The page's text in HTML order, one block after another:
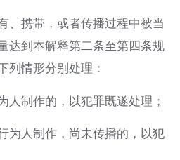
携带，或者传播过程中被当
达到本解释第二条至第四条规
列情形分别处理：
人制作的，以犯罪既遂处理；
为人制作，尚未传播的，以犯